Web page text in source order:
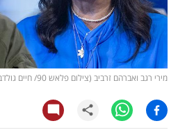
רכילות
עסקית
קריפטו
טלוויזיה
מירי רגב ואברהם זרביב (צילום פלאש 90/ חיים גולדברג, מסך ערוץ 14)